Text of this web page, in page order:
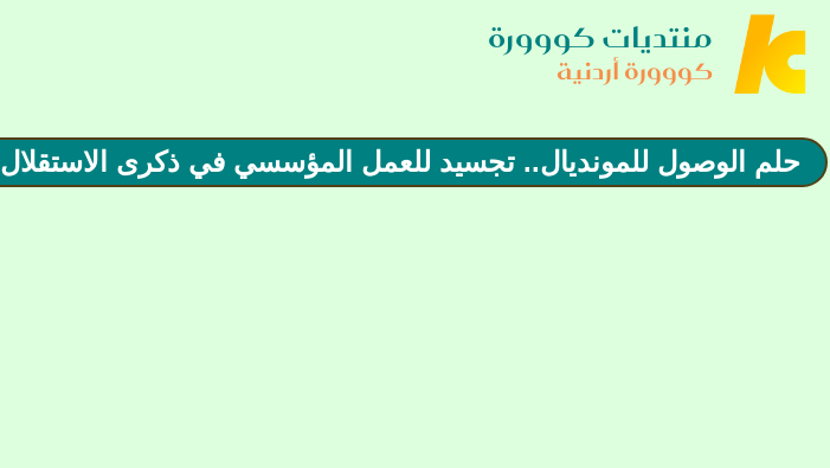
منتديات كووورة
كووورة أردنية
حلم الوصول للمونديال.. تجسيد للعمل المؤسسي في ذكرى الاستقلال